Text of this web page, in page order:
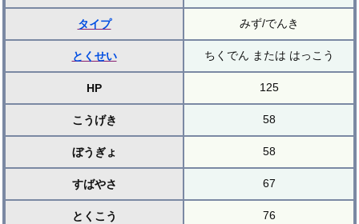
タイプ みず/でんき
とくせい ちくでん または はっこう
HP 125
こうげき 58
ぼうぎょ 58
すばやさ 67
とくこう 76